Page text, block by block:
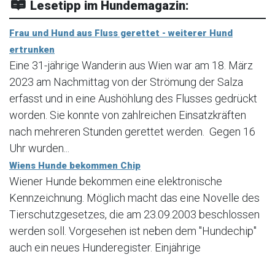
Lesetipp im Hundemagazin:
Frau und Hund aus Fluss gerettet - weiterer Hund
ertrunken
Eine 31-jährige Wanderin aus Wien war am 18. März
2023 am Nachmittag von der Strömung der Salza
erfasst und in eine Aushöhlung des Flusses gedrückt
worden. Sie konnte von zahlreichen Einsatzkräften
nach mehreren Stunden gerettet werden. Gegen 16
Uhr wurden...
Wiens Hunde bekommen Chip
Wiener Hunde bekommen eine elektronische
Kennzeichnung. Möglich macht das eine Novelle des
Tierschutzgesetzes, die am 23.09.2003 beschlossen
werden soll. Vorgesehen ist neben dem "Hundechip"
auch ein neues Hunderegister. Einjährige